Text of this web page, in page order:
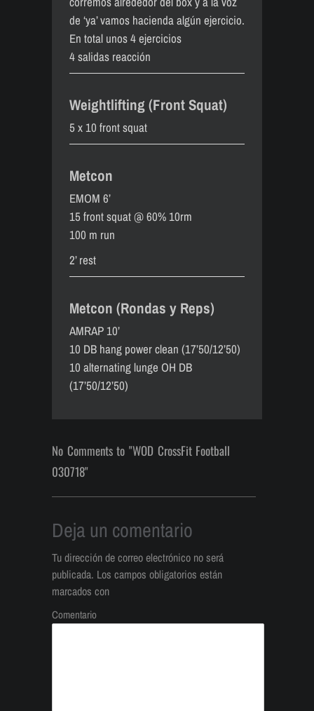
de ‘ya’ vamos hacienda algún ejercicio.
En total unos 4 ejercicios
4 salidas reacción
Weightlifting (Front Squat)
5 x 10 front squat
Metcon
EMOM 6’
15 front squat @ 60% 10rm
100 m run
2’ rest
Metcon (Rondas y Reps)
AMRAP 10’
10 DB hang power clean (17’50/12’50)
10 alternating lunge OH DB
(17’50/12’50)
No Comments to "WOD CrossFit Football
030718"
Deja un comentario
Tu dirección de correo electrónico no será
publicada. Los campos obligatorios están
marcados con
Comentario